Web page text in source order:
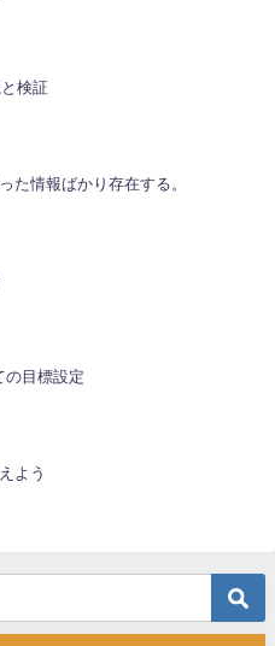
検証
た情報ばかり存在する。
の目標設定
よう